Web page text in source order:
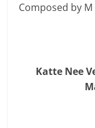
Composed by
Katte Nee